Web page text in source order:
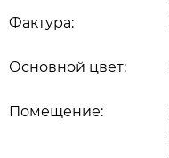
Основной цвет:
Помещение:
Фактура: